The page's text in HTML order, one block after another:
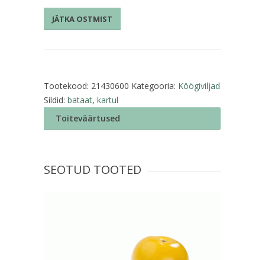
maguskartul
kogus
JÄTKA OSTMIST
Tootekood: 21430600 Kategooria: Köögiviljad
Sildid: bataat, kartul
Toiteväärtused
SEOTUD TOOTED